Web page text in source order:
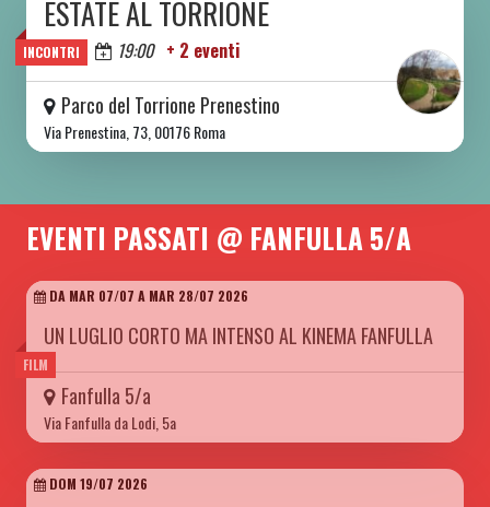
INCONTRI
DA SAB 06/06 A SAB 08/08 2026
ESTATE AL TORRIONE
Oggi 19:00 + 2 eventi
Parco del Torrione Prenestino
Via Prenestina, 73, 00176 Roma
EVENTI PASSATI @ FANFULLA 5/A
FILM
DA MAR 07/07 A MAR 28/07 2026
UN LUGLIO CORTO MA INTENSO AL KINEMA FANFULLA
Fanfulla 5/a
Via Fanfulla da Lodi, 5a
DOM 19/07 2026